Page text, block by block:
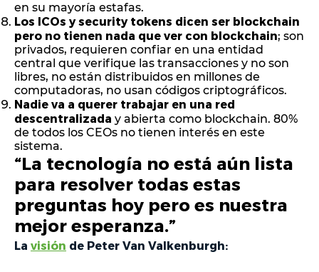
en su mayoría estafas.
Los ICOs y security tokens dicen ser blockchain
pero no tienen nada que ver con blockchain; son
privados, requieren confiar en una entidad
central que verifique las transacciones y no son
libres, no están distribuidos en millones de
computadoras, no usan códigos criptográficos.
Nadie va a querer trabajar en una red
descentralizada y abierta como blockchain. 80%
de todos los CEOs no tienen interés en este
sistema.
“La tecnología no está aún lista
para resolver todas estas
preguntas hoy pero es nuestra
mejor esperanza.”
La visión de Peter Van Valkenburgh: